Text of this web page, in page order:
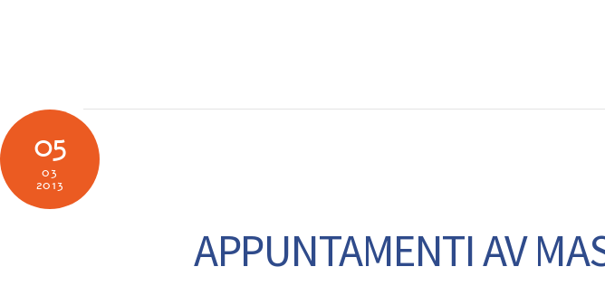
05
03
2013
APPUNTAMENTI AV